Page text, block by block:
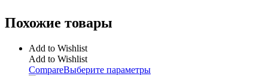
Похожие товары
Add to Wishlist
Add to Wishlist
CompareВыберите параметры